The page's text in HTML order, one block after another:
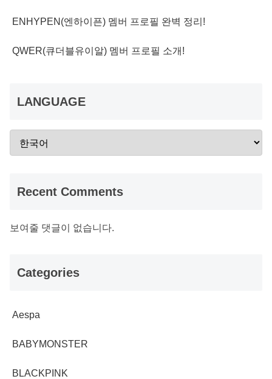
ENHYPEN(엔하이픈) 멤버 프로필 완벽 정리!
QWER(큐더블유이알) 멤버 프로필 소개!
LANGUAGE
Recent Comments
보여줄 댓글이 없습니다.
Categories
Aespa
BABYMONSTER
BLACKPINK